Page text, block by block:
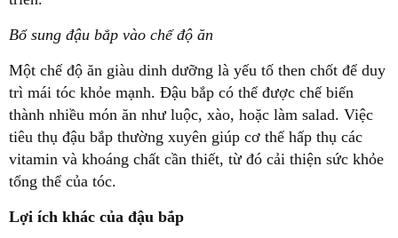
Bổ sung đậu bắp vào chế độ ăn
Một chế độ ăn giàu dinh dưỡng là yếu tố then chốt để duy
trì mái tóc khỏe mạnh. Đậu bắp có thể được chế biến
thành nhiều món ăn như luộc, xào, hoặc làm salad. Việc
tiêu thụ đậu bắp thường xuyên giúp cơ thể hấp thụ các
vitamin và khoáng chất cần thiết, từ đó cải thiện sức khỏe
tổng thể của tóc.
Lợi ích khác của đậu bắp